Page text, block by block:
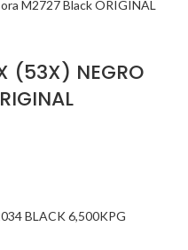
(53X) NEGRO